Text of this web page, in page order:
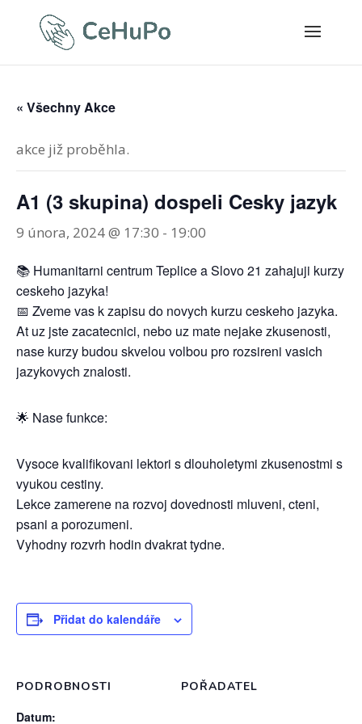
« Všechny Akce
akce již proběhla.
A1 (3 skupina) dospeli Cesky jazyk
9 února, 2024 @ 17:30 - 19:00
📚 Humanitarni centrum Teplice a Slovo 21 zahajuji kurzy
ceskeho jazyka!
📅 Zveme vas k zapisu do novych kurzu ceskeho jazyka.
At uz jste zacatecnici, nebo uz mate nejake zkusenosti,
nase kurzy budou skvelou volbou pro rozsireni vasich
jazykovych znalosti.
🌟 Nase funkce:
Vysoce kvalifikovani lektori s dlouholetymi zkusenostmi s
vyukou cestiny.
Lekce zamerene na rozvoj dovednosti mluveni, cteni,
psani a porozumeni.
Vyhodny rozvrh hodin dvakrat tydne.
Přidat do kalendáře
PODROBNOSTI
Datum:
POŘADATEL